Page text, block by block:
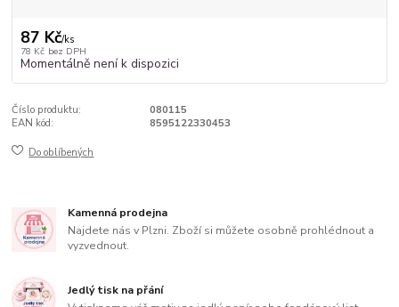
87 Kč/ks
78 Kč bez DPH
Momentálně není k dispozici
Číslo produktu:
080115
EAN kód:
8595122330453
Do oblíbených
Kamenná prodejna
Najdete nás v Plzni. Zboží si můžete osobně prohlédnout a
vyzvednout.
Jedlý tisk na přání